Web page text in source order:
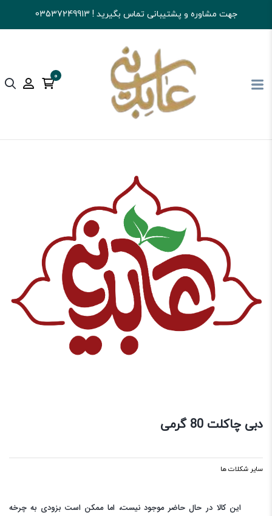
جهت مشاوره و پشتیبانی تماس بگیرید ! 03537249913
0
آجیل و خشکبار عابدینی شکلات سایر شکلات ها
دبی چاکلت 80 گرمی
سایر شکلات ها
این کالا در حال حاضر موجود نیست، اما ممکن است بزودی به چرخه